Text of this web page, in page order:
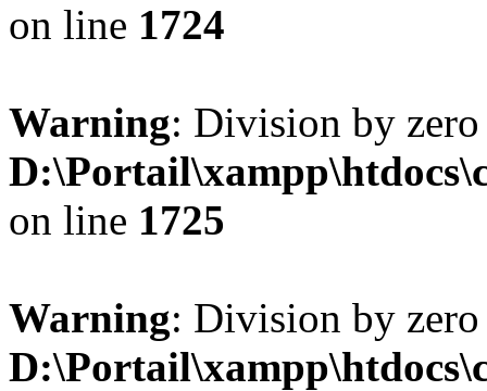
on line 1724
Warning: Division by
on line 1725
Warning: Division by